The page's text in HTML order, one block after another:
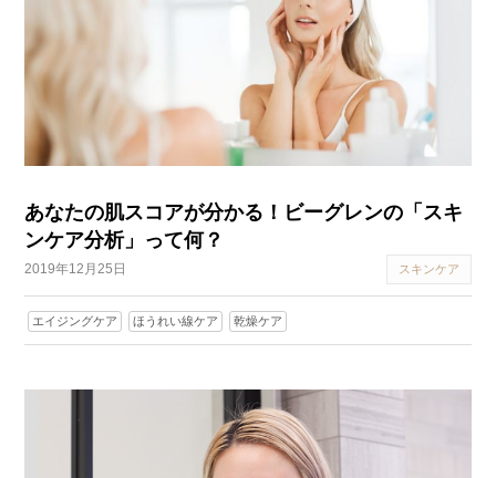
あなたの肌スコアが分かる！ビーグレンの「スキ
ンケア分析」って何？
2019年12月25日 スキンケア
エイジングケア ほうれい線ケア 乾燥ケア